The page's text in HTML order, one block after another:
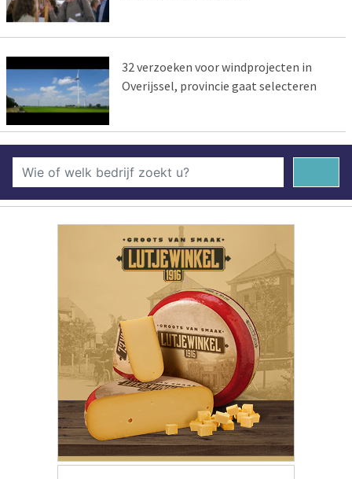
32 verzoeken voor windprojecten in
Overijssel, provincie gaat selecteren